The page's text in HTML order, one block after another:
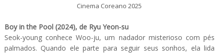
Cinema Coreano 2025
Boy in the Pool (2024), de Ryu Yeon-su
Seok-young conhece Woo-ju, um nadador misterioso com pés
palmados. Quando ele parte para seguir seus sonhos, ela lida